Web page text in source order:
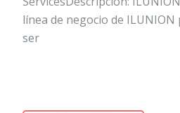
línea de negocio de
ser